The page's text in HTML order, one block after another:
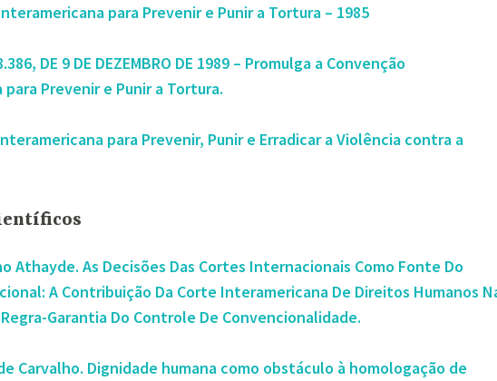
para Prevenir e Punir a Tortura – 1985
DE 9 DE DEZEMBRO DE 1989 – Promulga a Convenção
Prevenir e Punir a Tortura.
para Prevenir, Punir e Erradicar a Violência contra a
Athayde. As Decisões Das Cortes Internacionais Como Fonte Do
A Contribuição Da Corte Interamericana De Direitos Humanos
Garantia Do Controle De Convencionalidade.
Carvalho. Dignidade humana como obstáculo à homologação de